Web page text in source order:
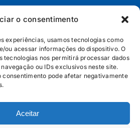
o consentimento
experiências, usamos tecnologias como
ou acessar informações do dispositivo. O
tecnologias nos permitirá processar dados
ou IDs exclusivos neste site.
consentimento pode afetar negativamente
Aceitar